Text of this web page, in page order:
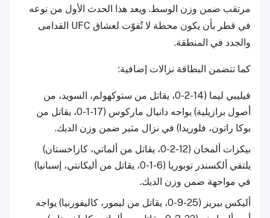
مرتقب ضمن وزن الوسط. ويعد هذا الحدث الأول من نوعه
في قطر بأن يكون محطة لا تُفوّت لعشاق UFC القدامى
والجدد في المنطقة.
كما تتضمن البطاقة نزالات إضافية:
فيليبي ليما (14-2-0، يقاتل من ستوكهولم، السويد، من
أصول برازيلية) يواجه دانيال ماركوس (17-1-0، يقاتل من
بوكا راتون، فلوريدا) في نزال مثير ضمن وزن الديك.
بيكزات ألمخان (12-2-0، يقاتل من ألماتي، كازاخستان)
يلتقي ألكسندر توبوريا (6-1-0، يقاتل من أليكانتي، إسبانيا)
في مواجهة ضمن وزن الديك.
أليكس بيريز (25-9-0، يقاتل من ليمور، كاليفورنيا) يواجه